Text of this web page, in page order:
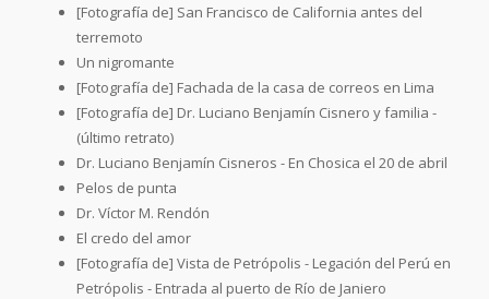
[Fotografía de] San Francisco de California antes del
terremoto
Un nigromante
[Fotografía de] Fachada de la casa de correos en Lima
[Fotografía de] Dr. Luciano Benjamín Cisnero y familia -
(último retrato)
Dr. Luciano Benjamín Cisneros - En Chosica el 20 de abril
Pelos de punta
Dr. Víctor M. Rendón
El credo del amor
[Fotografía de] Vista de Petrópolis - Legación del Perú en
Petrópolis - Entrada al puerto de Río de Janiero